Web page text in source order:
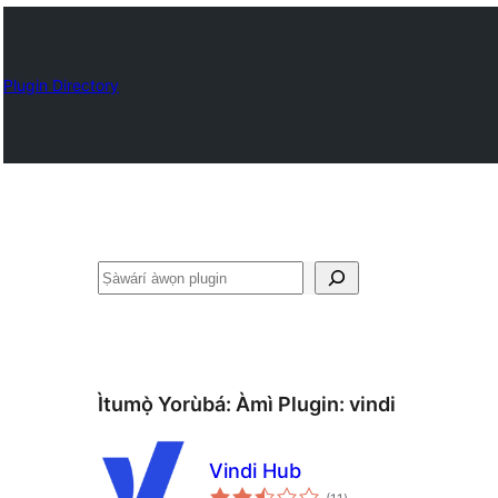
Plugin Directory
ìṣàwárí
Ìtumọ̀ Yorùbá: Àmì Plugin: vindi
Vindi Hub
àpapọ̀